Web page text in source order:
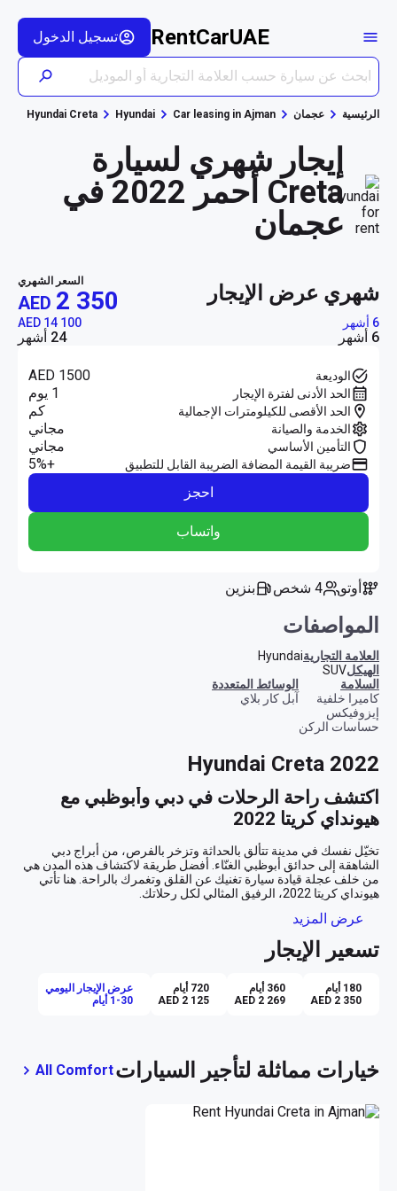
RentCarUAE تسجيل الدخول
الرئيسية عجمان Car leasing in Ajman
Hyundai
Hyundai Creta
إيجار شهري لسيارة
Creta أحمر 2022 في
عجمان
شهري عرض الإيجار السعر الشهري
AED 2 350
6 أشهر AED 14 100
6 أشهر 24 أشهر
الوديعة AED 1500
الحد الأدنى لفترة الإيجار 1 يوم
الحد الأقصى للكيلومترات الإجمالية كم
الخدمة والصيانة مجاني
التأمين الأساسي مجاني
ضريبة القيمة المضافة الضريبة القابل للتطبيق
+5%
احجز
واتساب
أوتو 4 شخص بنزين
المواصفات
العلامة التجاريةHyundai
الهيكلSUV
السلامة
كاميرا خلفية
إيزوفيكس
حساسات الركن
الوسائط المتعددة
آبل كار بلاي
Hyundai Creta 2022
هيونداي كريتا 2022
جاذبية التصميم والراحة الداخلية
عرض المزيد
تسعير الإيجار
180 أيام
AED 2 350
360 أيام
AED 2 269
720 أيام
AED 2 125
عرض الإيجار اليومي
1-30 أيام
خيارات مماثلة لتأجير السياراتAll Comfort